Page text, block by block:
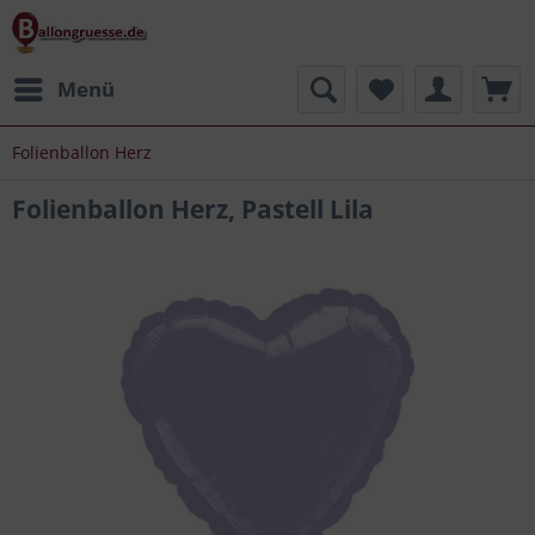
Menü
Folienballon Herz
Folienballon Herz, Pastell Lila